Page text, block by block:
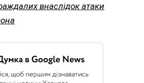
внаслідок атаки